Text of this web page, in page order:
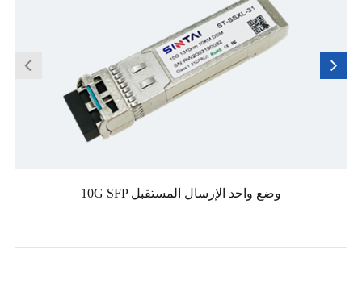
10G SFP وضع واحد الإرسال المستقبل